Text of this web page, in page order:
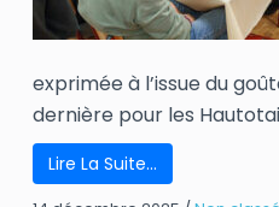
exprimée à l’issue du
dernière pour les
Lire La Suite…